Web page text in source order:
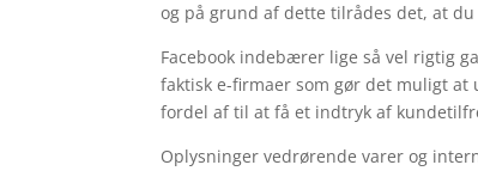
og på grund af dette tilrådes det, at
Facebook indebærer lige så vel rigtig
faktisk e-firmaer som gør det muligt at
fordel af til at få et indtryk af
Oplysninger vedrørende varer og